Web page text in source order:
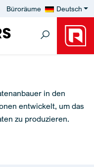
Büroräume Deutsch
in den
entwickelt, um das
zu produzieren.